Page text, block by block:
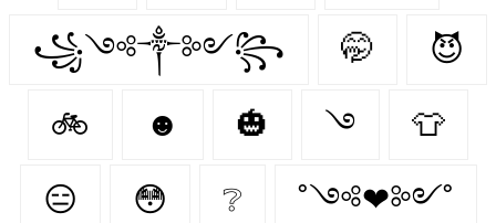
꧁༺༒༻꧂ 🤭 😈
🚲 ☻ 🎃 ࿓ 👕
😑 😳 ❔ ˚༺❤︎༻˚